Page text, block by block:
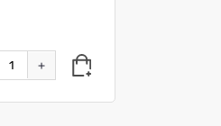
+